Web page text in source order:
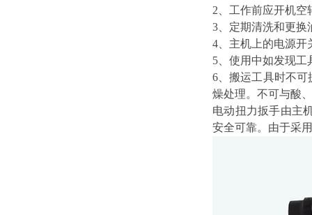
2、工作前应开机
3、定期清洗和更换
4、主机上的电源开
5、使用中如发现工
6、搬运工具时不
燥处理。不可与酸
电动扭力扳手由主
安全可靠。由于采